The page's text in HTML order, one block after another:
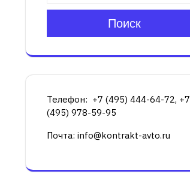
Поиск
Телефон: +7 (495) 444-64-72, +7
(495) 978-59-95
Почта: info@kontrakt-avto.ru